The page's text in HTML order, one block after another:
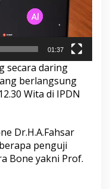
01:37
secara daring
berlangsung
Wita di IPDN
Dr.H.A.Fahsar
penguji
Bone yakni Prof.